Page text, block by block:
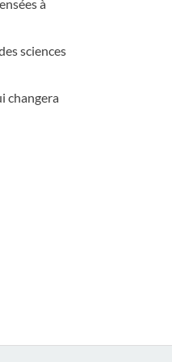
à
sciences
changera